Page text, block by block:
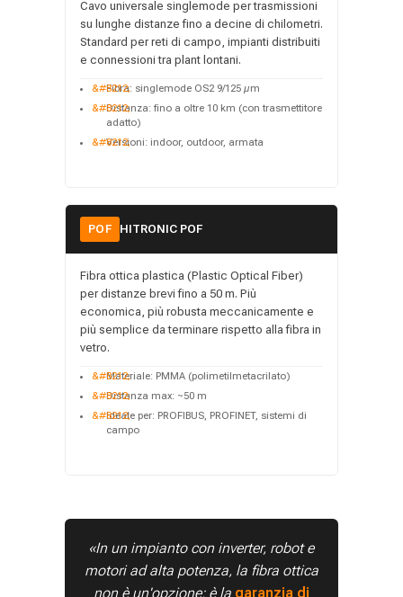
Cavo universale singlemode per trasmissioni
su lunghe distanze fino a decine di chilometri.
Standard per reti di campo, impianti distribuiti
e connessioni tra plant lontani.
Fibra: singlemode OS2 9/125 µm
Distanza: fino a oltre 10 km (con trasmettitore
adatto)
Versioni: indoor, outdoor, armata
POF HITRONIC POF
Fibra ottica plastica (Plastic Optical Fiber)
per distanze brevi fino a 50 m. Più
economica, più robusta meccanicamente e
più semplice da terminare rispetto alla fibra in
vetro.
Materiale: PMMA (polimetilmetacrilato)
Distanza max: ~50 m
Ideale per: PROFIBUS, PROFINET, sistemi di
campo
«In un impianto con inverter, robot e
motori ad alta potenza, la fibra ottica
non è un'opzione: è la garanzia di